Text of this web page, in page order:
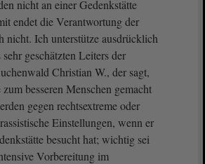
nicht an einer Gedenkstätte
endet die Verantwortung der
nicht. Ich unterstütze ausdrücklich
geschätzten Leiters der
Christian W., der sagt,
besseren Menschen gemacht
gegen rechtsextreme oder
Einstellungen, wenn er
besucht hat; wichtig sei
Vorbereitung im